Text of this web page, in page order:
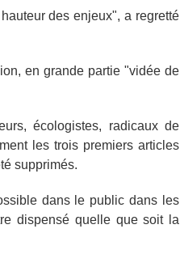
des enjeux", a regretté
en grande partie "vidée de
écologistes, radicaux de
les trois premiers articles
supprimés.
dans le public dans les
dispensé quelle que soit la